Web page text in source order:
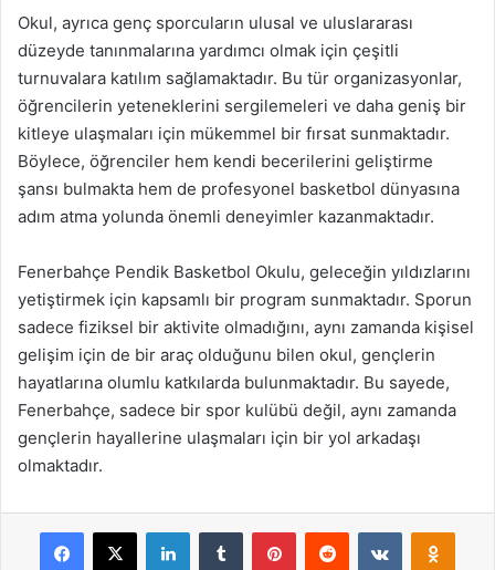
Okul, ayrıca genç sporcuların ulusal ve uluslararası
düzeyde tanınmalarına yardımcı olmak için çeşitli
turnuvalara katılım sağlamaktadır. Bu tür organizasyonlar,
öğrencilerin yeteneklerini sergilemeleri ve daha geniş bir
kitleye ulaşmaları için mükemmel bir fırsat sunmaktadır.
Böylece, öğrenciler hem kendi becerilerini geliştirme
şansı bulmakta hem de profesyonel basketbol dünyasına
adım atma yolunda önemli deneyimler kazanmaktadır.
Fenerbahçe Pendik Basketbol Okulu, geleceğin yıldızlarını
yetiştirmek için kapsamlı bir program sunmaktadır. Sporun
sadece fiziksel bir aktivite olmadığını, aynı zamanda kişisel
gelişim için de bir araç olduğunu bilen okul, gençlerin
hayatlarına olumlu katkılarda bulunmaktadır. Bu sayede,
Fenerbahçe, sadece bir spor kulübü değil, aynı zamanda
gençlerin hayallerine ulaşmaları için bir yol arkadaşı
olmaktadır.
Facebook
X LinkedInTumblr PinterestReddit VKontakte